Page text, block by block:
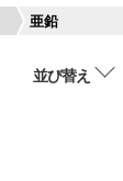
亜鉛
並び替え